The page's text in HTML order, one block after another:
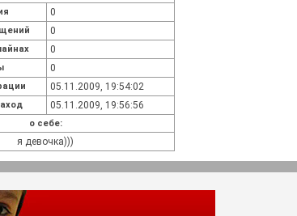
0
0
0
0
05.11.2009, 19:54:02
05.11.2009, 19:56:56
о себе:
я девочка)))